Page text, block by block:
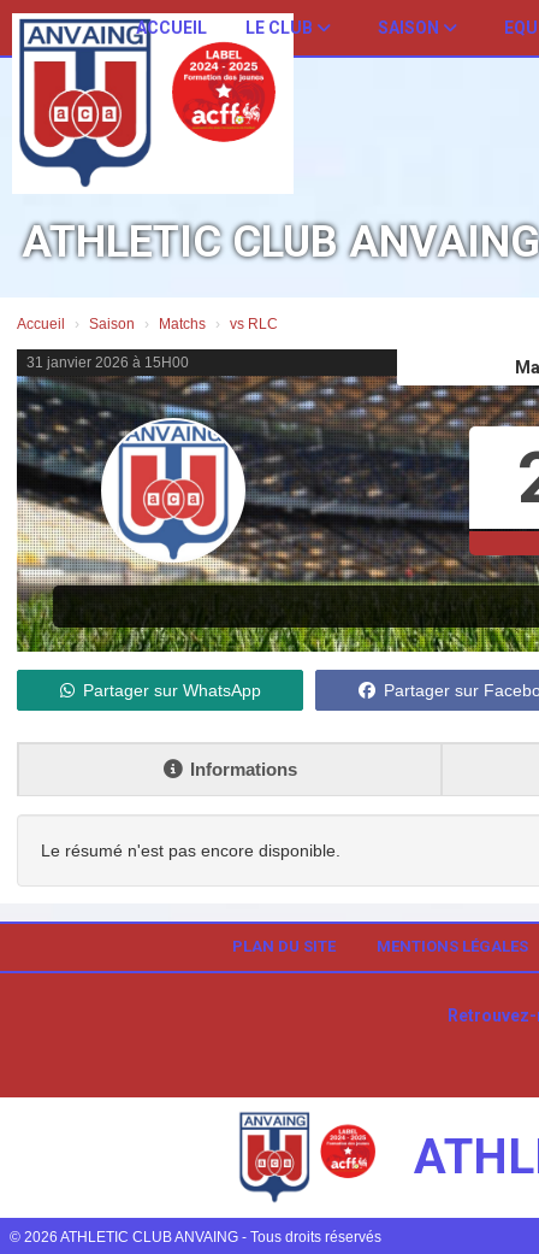
ACCUEIL LE CLUB SAISON
ATHLETIC CLUB ANVAING
Accueil Saison Matchs vs RLC
31 janvier 2026 à 15H00
Partager sur WhatsApp Partager sur
Informations
Le résumé n'est pas encore disponible.
PLAN DU SITE MENTIONS LÉGALES
© 2026 ATHLETIC CLUB ANVAING - Tous droits réservés
Panneau de gestion des cookies